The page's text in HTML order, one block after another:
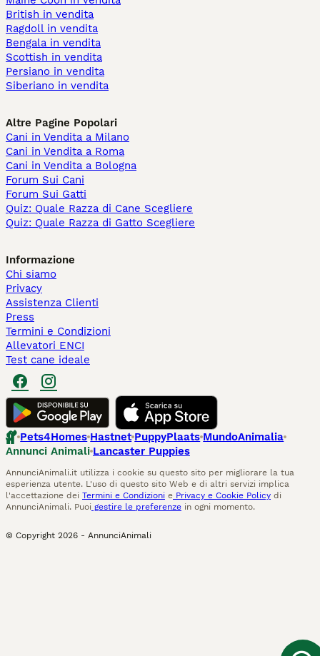
British in vendita
Ragdoll in vendita
Bengala in vendita
Scottish in vendita
Persiano in vendita
Siberiano in vendita
Altre Pagine Popolari
Cani in Vendita a Milano
Cani in Vendita a Roma
Cani in Vendita a Bologna
Forum Sui Cani
Forum Sui Gatti
Quiz: Quale Razza di Cane Scegliere
Quiz: Quale Razza di Gatto Scegliere
Informazione
Chi siamo
Privacy
Assistenza Clienti
Press
Termini e Condizioni
Allevatori ENCI
Test cane ideale
Pets4Homes Hastnet PuppyPlaats MundoAnimalia
Annunci Animali Lancaster Puppies
AnnunciAnimali.it utilizza i cookie su questo sito per migliorare la tua
esperienza utente. L'uso di questo sito Web e di altri servizi implica
l'accettazione dei Termini e Condizioni e Privacy e Cookie Policy di
AnnunciAnimali. Puoi gestire le preferenze in ogni momento.
© Copyright 2026 - AnnunciAnimali